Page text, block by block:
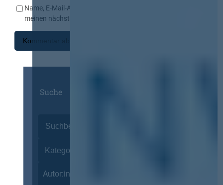
Name, E-Mail-Adresse und Website in diesem Browser für
meinen nächsten Kommentar speichern.
Suche
Autor:innen